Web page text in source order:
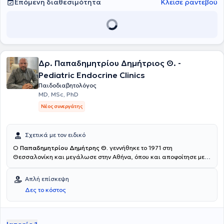
Επόμενη διαθεσιμότητα Κλείσε ραντεβού
Δρ. Παπαδημητρίου Δημήτριος Θ. -
Pediatric Endocrine Clinics
Παιδοδιαβητολόγος
MD, MSc, PhD
Νέος συνεργάτης
Σχετικά με τον ειδικό
Ο Παπαδημητρίου Δημήτρης Θ. γεννήθηκε το 1971 στη
Θεσσαλονίκη και μεγάλωσε στην Αθήνα, όπου και αποφοίτησε με
Ιατρικής, την Ειδικότητα της Παιδιατρικής και την Διδακτορική του
Διατριβή στην Παιδοενδοκρινολογία στο Πανεπιστήμιο Πατρών.
Μετεκπαιδεύτηκε επί 4ετία στην Παιδιατρική Ενδοκρινολογία.
Έλαβε διετές Μεταπτυχιακό (DIU) στην Παιδιατρική Ενδοκρινολογία
εκπαίδευση στο Πανεπιστημιακό Παιδιατρικό Νοσοκομείο St
Απλή επίσκεψη
Δες το κόστος